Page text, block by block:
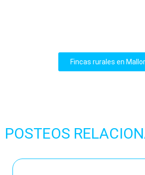
Fincas rurales en
POSTEOS